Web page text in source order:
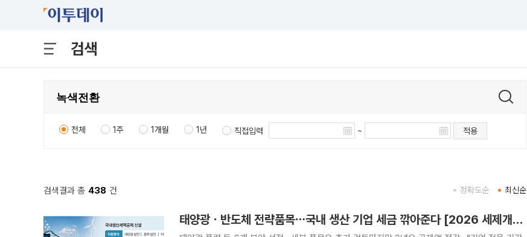
검색
전체 1주 1개월 1년 직접입력 ~ 적용
검색결과 총 438 건 최신순
정확도순
태양광ㆍ반도체 전략품목⋯국내 생산 기업 세금 깎아준다 [2026 세제개편]